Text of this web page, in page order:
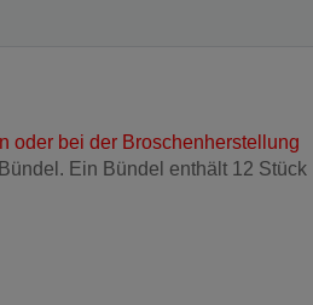
oder bei der Broschenherstellung
Ein Bündel enthält 12 Stück